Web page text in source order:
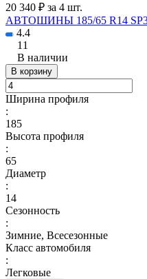
20 340 ₽ за 4 шт.
АВТОШИНЫ 185/65 R14
4.4
11
В наличии
В корзину
Ширина профиля
:
185
Высота профиля
:
65
Диаметр
:
14
Сезонность
:
Зимние, Всесезонные
Класс автомобиля
:
Легковые